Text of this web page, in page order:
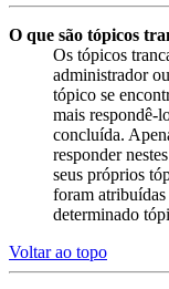
O que são tópicos
Os tópicos
administrador
tópico se
mais respondê-
concluída.
responder
seus próprios
foram
determinado
Voltar ao topo